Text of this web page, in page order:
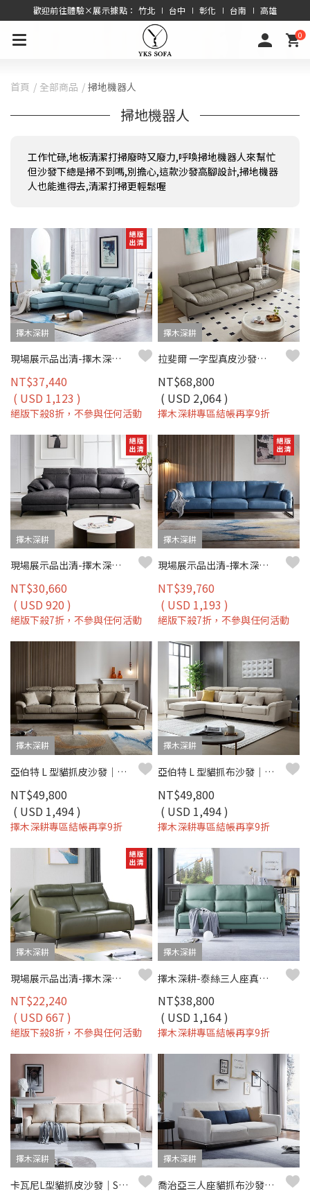
歡迎前往體驗×展示據點： 竹北 ∣ 台中 ∣ 彰化 ∣ 台南 ∣ 高雄
0
首頁 全部商品 掃地機器人
掃地機器人
工作忙碌,地板清潔打掃廢時又廢力,呼喚掃地機器人來幫忙
但沙發下總是掃不到嗎,別擔心,這款沙發高腳設計,掃地機器
人也能進得去,清潔打掃更輕鬆喔
擇木深耕
現場展示品出清-擇木深耕-莫利L型貓抓布沙發(左型)
NT$37,440
( USD 1,123 )
絕版下殺8折，不參與任何活動
擇木深耕
拉斐爾 一字型真皮沙發｜歐洲頭層牛皮 × 羽絨＋高密度彈力坐墊 × 十年骨架保固 – 擇木深耕系列
NT$68,800
( USD 2,064 )
擇木深耕專區結帳再享9折
擇木深耕
現場展示品出清-擇木深耕-唐恩L型布沙發(左/右型)
NT$30,660
( USD 920 )
絕版下殺7折，不參與任何活動
擇木深耕
現場展示品出清-擇木深耕-諾斯四人座真皮沙發
NT$39,760
( USD 1,193 )
絕版下殺7折，不參與任何活動
擇木深耕
亞伯特 L 型貓抓皮沙發｜防刮耐磨 × 好清潔 × 穩定高支撐 – 擇木深耕
NT$49,800
( USD 1,494 )
擇木深耕專區結帳再享9折
擇木深耕
亞伯特 L 型貓抓布沙發｜防潑水貓抓布 × 移動式腳椅 × 獨立筒坐墊 – 擇木深耕
NT$49,800
( USD 1,494 )
擇木深耕專區結帳再享9折
擇木深耕
現場展示品出清-擇木深耕-亞德雙人真皮沙發
NT$22,240
( USD 667 )
絕版下殺8折，不參與任何活動
擇木深耕
擇木深耕-泰絲三人座真皮沙發
NT$38,800
( USD 1,164 )
擇木深耕專區結帳再享9折
擇木深耕
卡瓦尼L型貓抓皮沙發｜SGS貓抓皮×獨立筒坐墊×可移動背靠 – 擇木深耕
擇木深耕
喬治亞三人座貓抓布沙發｜可調椅背 × 深座設計 × 防潑水耐磨 × SGS貓抓布–擇木深耕